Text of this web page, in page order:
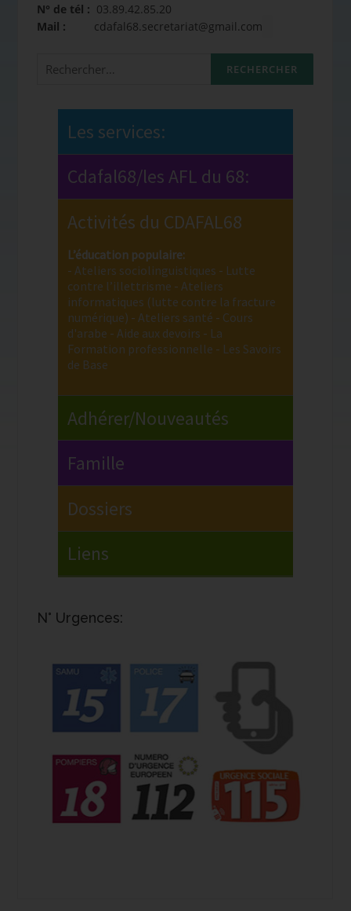
N° de tél : 03.89.42.85.20
Mail : cdafal68.secretariat@gmail.com
N° Urgences: